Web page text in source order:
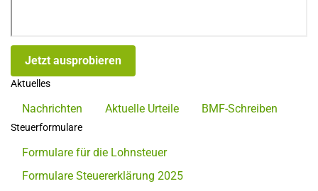
Jetzt ausprobieren
Aktuelles
Nachrichten Aktuelle Urteile BMF-Schreiben
Steuerformulare
Formulare für die Lohnsteuer
Formulare Steuererklärung 2025